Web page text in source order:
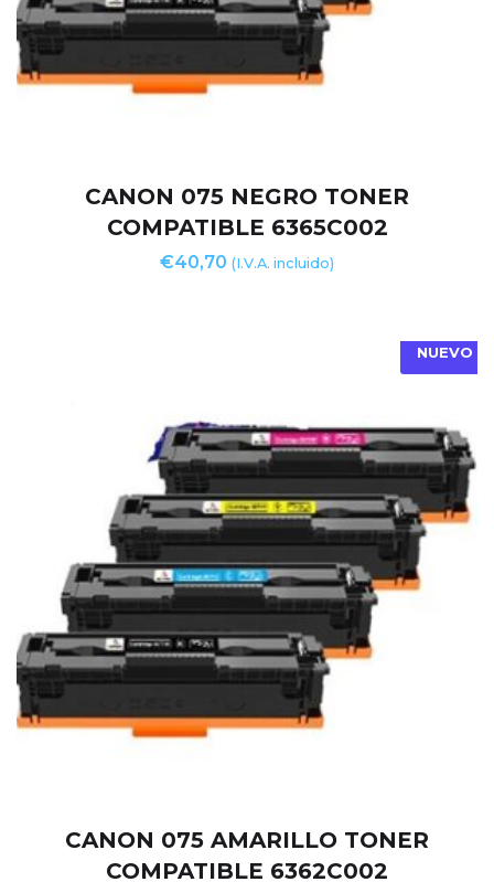
CANON 075 NEGRO TONER
COMPATIBLE 6365C002
€40,70 (I.V.A. incluido)
NUEVO
CANON 075 AMARILLO TONER
COMPATIBLE 6362C002